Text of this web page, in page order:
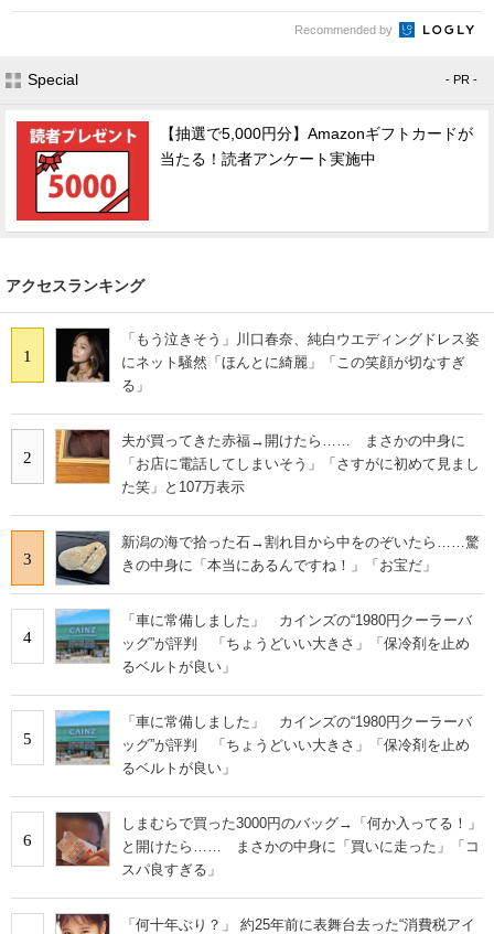
Recommended by
Special - PR -
【抽選で5,000円分】Amazonギフトカードが
当たる！読者アンケート実施中
アクセスランキング
1
「もう泣きそう」川口春奈、純白ウエディングドレス姿
にネット騒然「ほんとに綺麗」「この笑顔が切なすぎ
る」
2
夫が買ってきた赤福→開けたら…… まさかの中身に
「お店に電話してしまいそう」「さすがに初めて見まし
た笑」と107万表示
3
新潟の海で拾った石→割れ目から中をのぞいたら……驚
きの中身に「本当にあるんですね！」「お宝だ」
4
「車に常備しました」 カインズの“1980円クーラーバ
ッグ”が評判 「ちょうどいい大きさ」「保冷剤を止め
るベルトが良い」
5
「車に常備しました」 カインズの“1980円クーラーバ
ッグ”が評判 「ちょうどいい大きさ」「保冷剤を止め
るベルトが良い」
6
しまむらで買った3000円のバッグ→「何か入ってる！」
と開けたら…… まさかの中身に「買いに走った」「コ
スパ良すぎる」
「何十年ぶり？」 約25年前に表舞台去った“消費税アイ